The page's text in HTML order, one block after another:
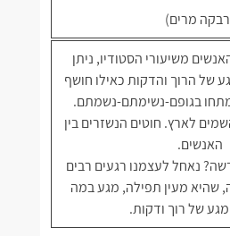
מרים)
משיעורי הסטודיו, ניתן
של הרוך והדקות כאילו חושף
בגופם-נשימתם-נשמתם.
לארץ. חוטים הנשזרים בין
האנשים.
נאחל לעצמנו רגעים רבים
שהיא מעין תפילה, מגע במה
מגע של רוך ודקות.